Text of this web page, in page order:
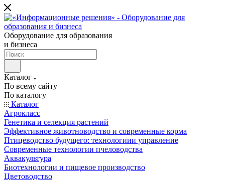
Оборудование для образования
и бизнеса
Каталог
По всему сайту
По каталогу
Каталог
Агрокласс
Генетика и селекция растений
Эффективное животноводство и современные корма
Птицеводство будущего: технологиии управление
Современные технологии пчеловодства
Аквакультура
Биотехнологии и пищевое производство
Цветоводство